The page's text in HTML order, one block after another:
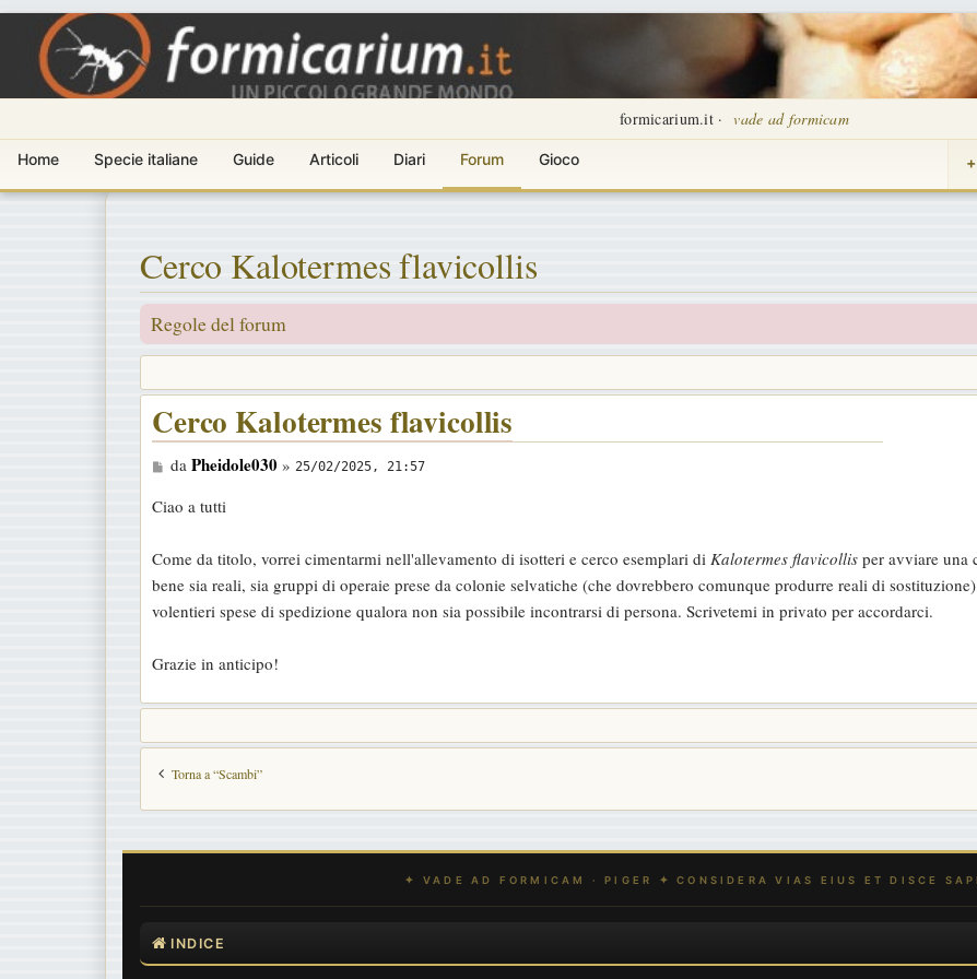
formicarium.it · vade ad formicam
Home Specie italiane Guide Articoli Diari Forum Gioco
Cerco Kalotermes flavicollis
Regole del forum
Cerco Kalotermes flavicollis
M
s
a
g
g
o
da Pheidole030» 25/02/2025, 21:57
Ciao a tutti
Come da titolo, vorrei cimentarmi nell'allevamento di isotteri e cerco esemplari di Kalotermes flavicollis per avviare una
bene sia reali, sia gruppi di operaie prese da colonie selvatiche (che dovrebbero comunque produrre reali di
volentieri spese di spedizione qualora non sia possibile incontrarsi di persona. Scrivetemi in privato per accordarci.
Grazie in anticipo!
Torna a “Scambi”
INDICE